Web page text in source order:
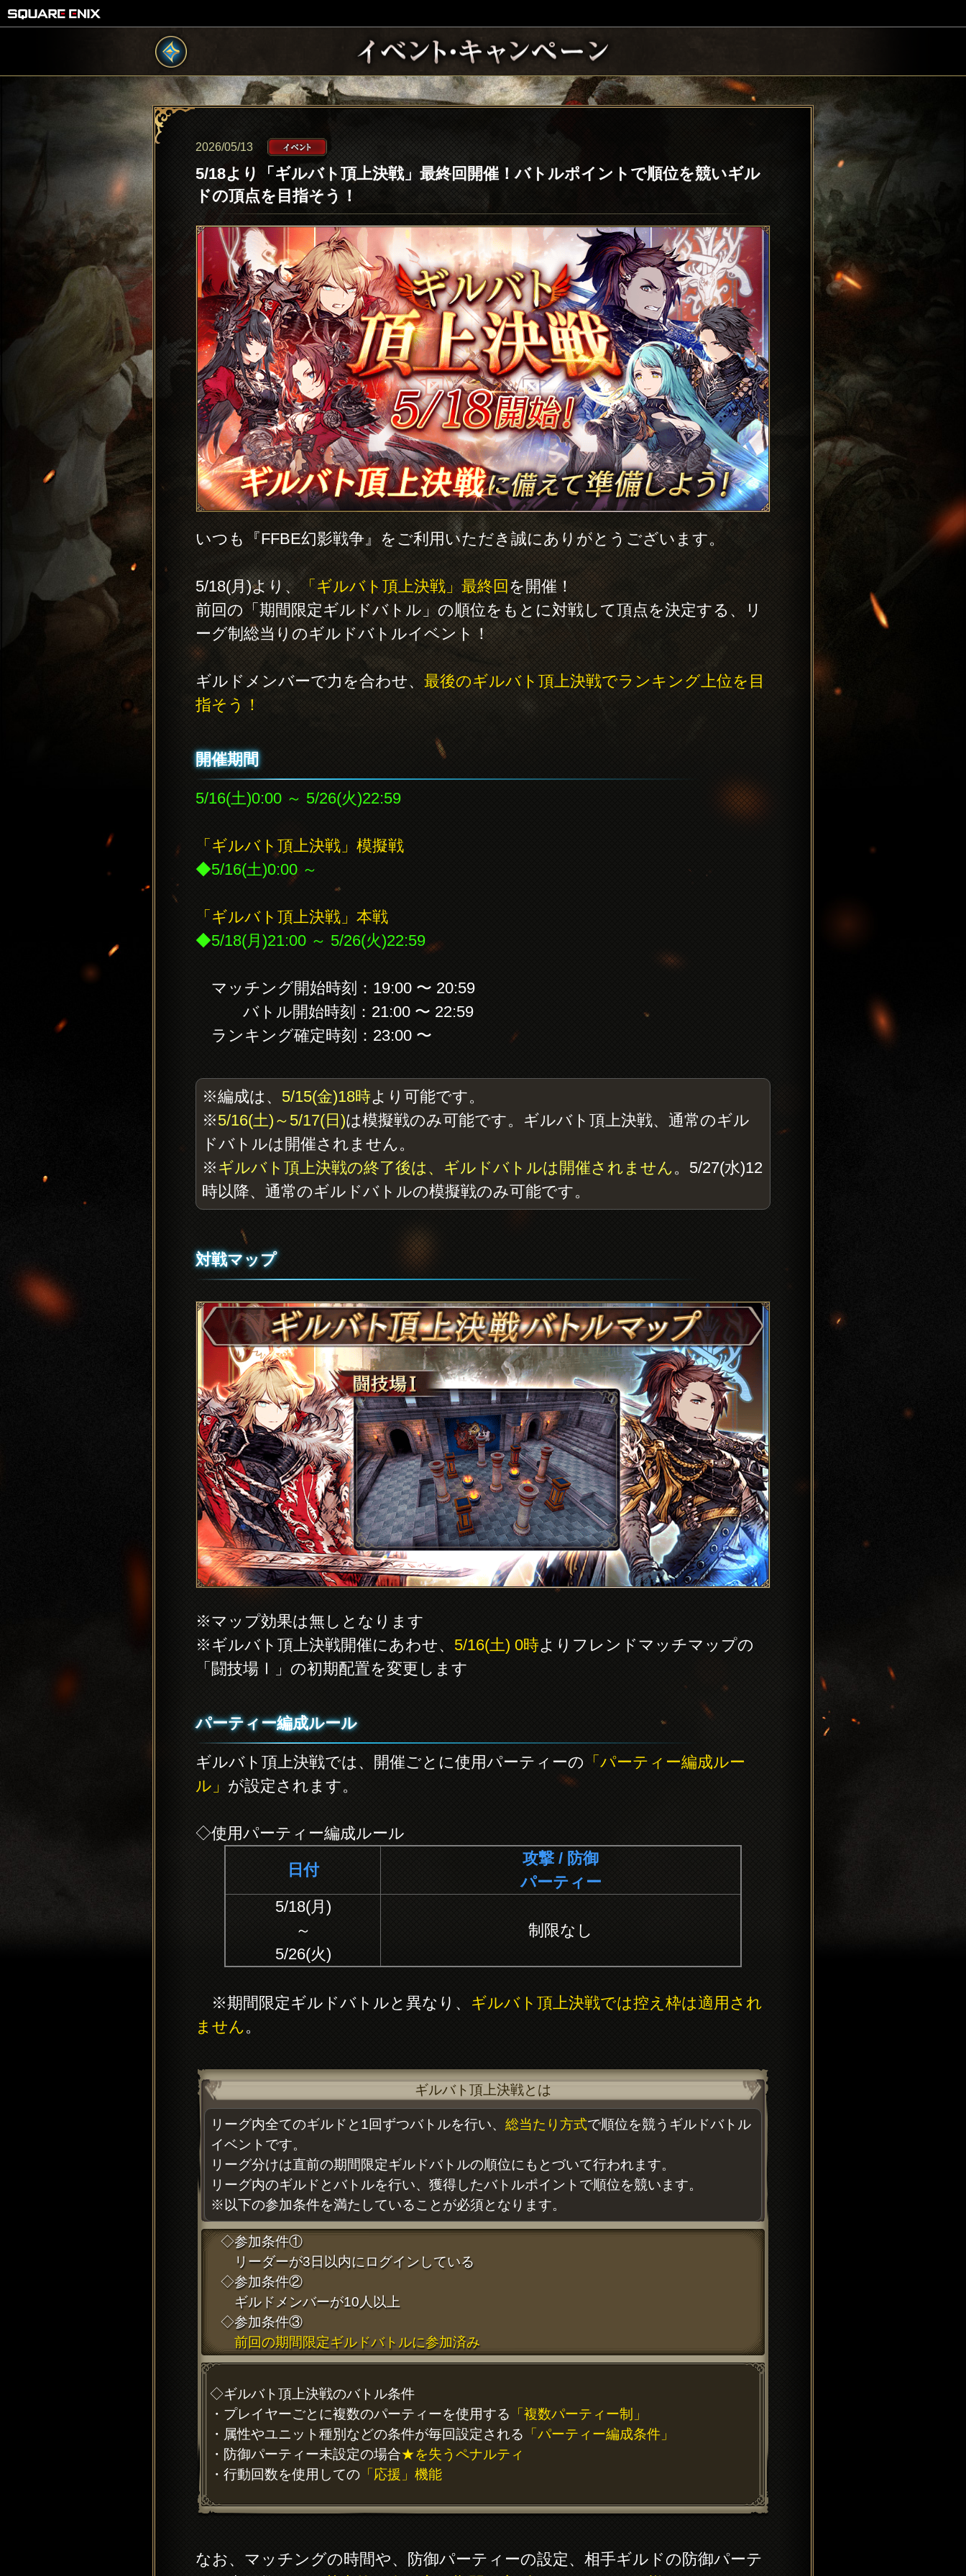
2026/05/13
5/18より「ギルバト頂上決戦」最終回開催！バトルポイントで順位を競いギル
ドの頂点を目指そう！
いつも『FFBE幻影戦争』をご利用いただき誠にありがとうございます。
5/18(月)より、「ギルバト頂上決戦」最終回を開催！
前回の「期間限定ギルドバトル」の順位をもとに対戦して頂点を決定する、リ
ーグ制総当りのギルドバトルイベント！
ギルドメンバーで力を合わせ、最後のギルバト頂上決戦でランキング上位を目
指そう！
開催期間
5/16(土)0:00 ～ 5/26(火)22:59
「ギルバト頂上決戦」模擬戦
◆5/16(土)0:00 ～
「ギルバト頂上決戦」本戦
◆5/18(月)21:00 ～ 5/26(火)22:59
マッチング開始時刻：19:00 〜 20:59
バトル開始時刻：21:00 〜 22:59
ランキング確定時刻：23:00 〜
※編成は、 5/15(金)18時より可能です。
※5/16(土)～5/17(日)は模擬戦のみ可能です。ギルバト頂上決戦、通常のギル
ドバトルは開催されません。
※ ギルバト頂上決戦の終了後は、ギルドバトルは開催されません。5/27(水)12
時以降、通常のギルドバトルの模擬戦のみ可能です。
対戦マップ
※マップ効果は無しとなります
※ギルバト頂上決戦開催にあわせ、 5/16(土) 0時よりフレンドマッチマップの
「闘技場Ⅰ」の初期配置を変更します
パーティー編成ルール
ギルバト頂上決戦では、開催ごとに使用パーティーの 「パーティー編成ルー
ル」 が設定されます。
◇使用パーティー編成ルール
日付
攻撃 / 防御
パーティー
5/18(月)
～
5/26(火)
制限なし
※期間限定ギルドバトルと異なり、 ギルバト頂上決戦では控え枠は適用され
ません。
ギルバト頂上決戦とは
リーグ内全てのギルドと1回ずつバトルを行い、 総当たり方式で順位を競うギルドバトル
イベントです。
リーグ分けは直前の期間限定ギルドバトルの順位にもとづいて行われます。
リーグ内のギルドとバトルを行い、獲得したバトルポイントで順位を競います。
※以下の参加条件を満たしていることが必須となります。
◇参加条件①
リーダーが3日以内にログインしている
◇参加条件②
ギルドメンバーが10人以上
◇参加条件③
前回の期間限定ギルドバトルに参加済み
◇ギルバト頂上決戦のバトル条件
・プレイヤーごとに複数のパーティーを使用する 「複数パーティー制」
・属性やユニット種別などの条件が毎回設定される 「パーティー編成条件」
・防御パーティー未設定の場合★を失うペナルティ
・行動回数を使用しての 「応援」機能
なお、マッチングの時間や、防御パーティーの設定、相手ギルドの防御パーテ